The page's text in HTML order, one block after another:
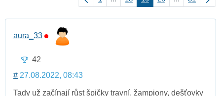
aura_33
42
# 27.08.2022, 08:43
Tady už začínají růst špičky travní, žampiony, dešťovky